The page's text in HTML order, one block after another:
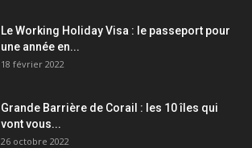
Le Working Holiday Visa : le passeport pour
une année en...
18 février 2022
Grande Barrière de Corail : les 10 îles qui
vont vous...
26 octobre 2022